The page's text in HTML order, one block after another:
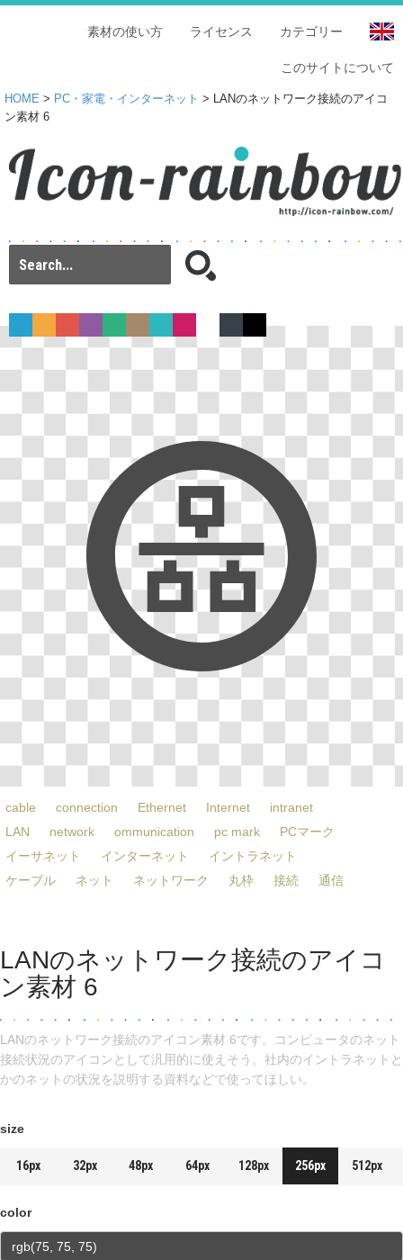
カテゴリー
ライセンス
素材の使い方
このサイトについて
HOME > PC・家電・インターネット > LANのネットワーク接続のアイコ
ン素材 6
cable connection Ethernet Internet
intranet
LAN
network ommunication pc mark
PCマーク
イーサネット
インターネット
イントラネット
ケーブル
ネット ネットワーク 丸枠 接続 通信
LANのネットワーク接続のアイコ
ン素材 6
LANのネットワーク接続のアイコン素材 6です。コンピュータのネット
接続状況のアイコンとして汎用的に使えそう。社内のイントラネットと
かのネットの状況を説明する資料などで使ってほしい。
size
16px 32px 48px 64px 128px 256px 512px
color